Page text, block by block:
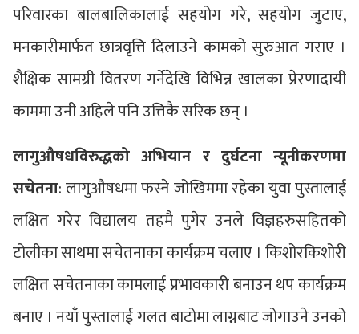
परिवारका बालबालिकालाई सहयोग गरे, सहयोग जुटाए,
मनकारीमार्फत छात्रवृत्ति दिलाउने कामको सुरुआत गराए ।
शैक्षिक सामग्री वितरण गर्नेदेखि विभिन्न खालका प्रेरणादायी
काममा उनी अहिले पनि उत्तिकै सरिक छन् ।
लागुऔषधविरुद्धको अभियान र दुर्घटना न्यूनीकरणमा
सचेतना: लागुऔषधमा फस्ने जोखिममा रहेका युवा पुस्तालाई
लक्षित गरेर विद्यालय तहमै पुगेर उनले विज्ञहरुसहितको
टोलीका साथमा सचेतनाका कार्यक्रम चलाए । किशोरकिशोरी
लक्षित सचेतनाका कामलाई प्रभावकारी बनाउन थप कार्यक्रम
बनाए । नयाँ पुस्तालाई गलत बाटोमा लाग्नबाट जोगाउने उनको